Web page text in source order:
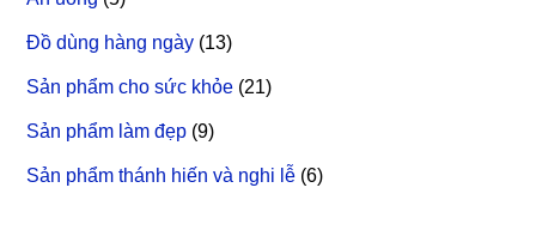
Đồ dùng hàng ngày (13)
Sản phẩm cho sức khỏe (21)
Sản phẩm làm đẹp (9)
Sản phẩm thánh hiến và nghi lễ (6)